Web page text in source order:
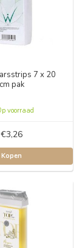
7 x 20
cm pak
voorraad
€3,26
Kopen